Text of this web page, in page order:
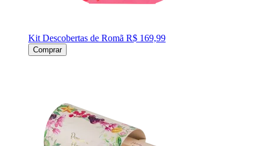
Kit Descobertas de Romã R$ 169,99
Comprar